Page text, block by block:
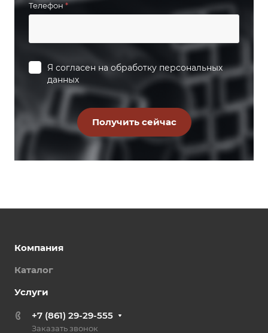
Телефон*
Я согласен на обработку персональных
данных
Компания
Каталог
Услуги
+7 (861) 29-29-555
Заказать звонок